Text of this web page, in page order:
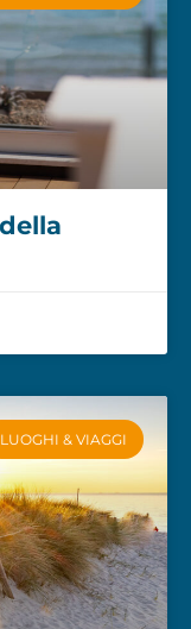
LUOGHI & VIAGGI